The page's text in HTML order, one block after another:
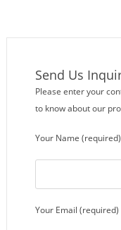
Send Us
Please enter your
to know about our
Your Name (required)
Your Email (required)